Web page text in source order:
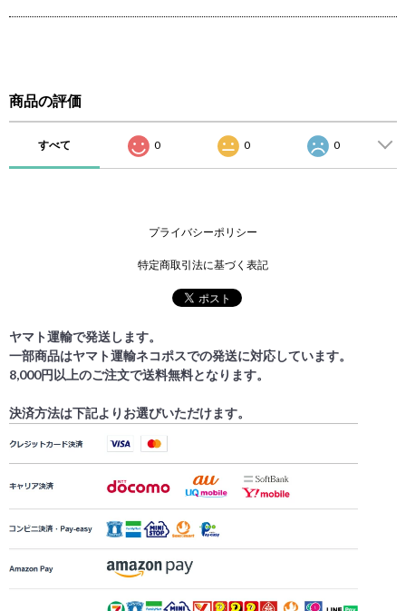
商品の評価
すべて 0 0 0
プライバシーポリシー
特定商取引法に基づく表記
ヤマト運輸で発送します。
一部商品はヤマト運輸ネコポスでの発送に対応しています。
8,000円以上のご注文で送料無料となります。
決済方法は下記よりお選びいただけます。